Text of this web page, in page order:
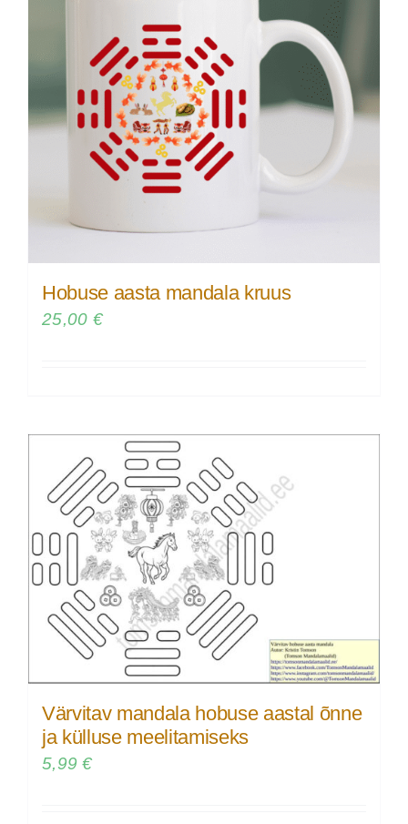
Hobuse aasta mandala kruus
25,00 €
Värvitav mandala hobuse aastal õnne
ja külluse meelitamiseks
5,99€